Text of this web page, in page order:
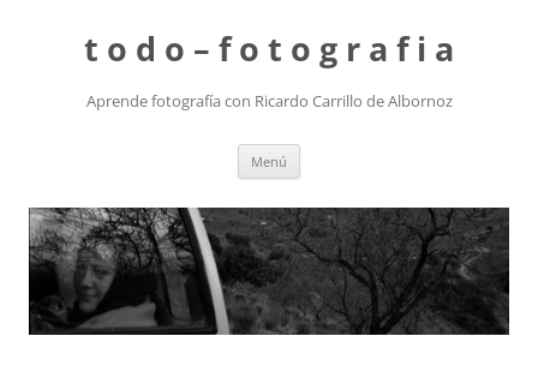
t o d o – f o t o g r a f i a
Aprende fotografía con Ricardo Carrillo de Albornoz
Menú